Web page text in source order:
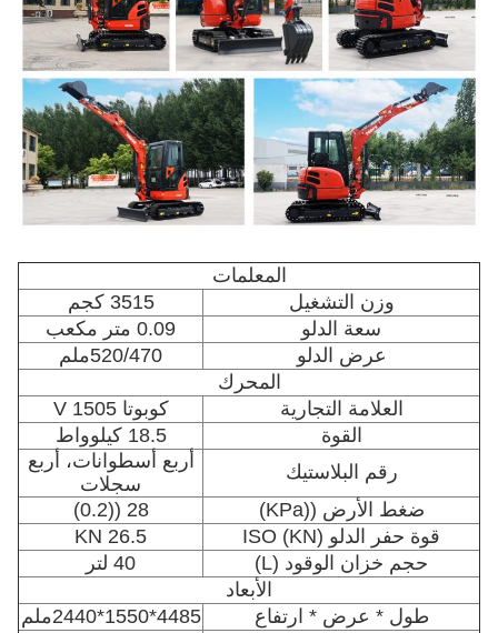
المعلمات
وزن التشغيل
3515 كجم
سعة الدلو
0.09 متر مكعب
عرض الدلو
520/470ملم
المحرك
العلامة التجارية
كوبوتا V 1505
القوة
18.5 كيلوواط
رقم البلاستيك
أربع أسطوانات، أربع
سجلات
ضغط الأرض ((KPa)
28 ((0.2)
قوة حفر الدلو (KN) ISO
26.5 KN
حجم خزان الوقود (L)
40 لتر
الأبعاد
طول * عرض * ارتفاع
4485*1550*2440ملم